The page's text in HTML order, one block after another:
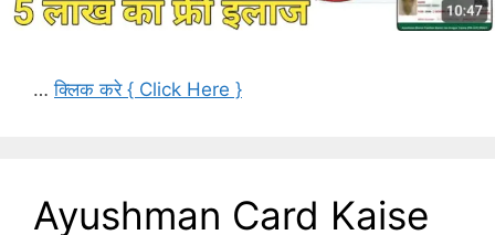
…क्लिक करे { Click Here }
Ayushman Card Kaise